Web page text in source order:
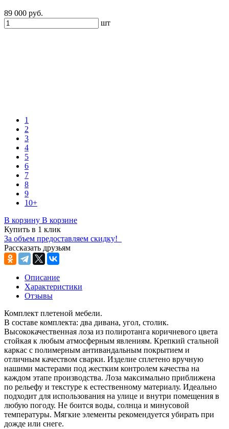
89 000 руб.
шт
1
2
3
4
5
6
7
8
9
10+
В корзину В корзине
Купить в 1 клик
За объем предоставляем скидку!
Рассказать друзьям
Описание
Характеристики
Отзывы
Комплект плетеной мебели.
В составе комплекта: два дивана, угол, столик.
Высококачественная лоза из полиротанга коричневого цвета
стойкая к любым атмосферным явлениям. Крепкий стальной
каркас с полимерным антивандальным покрытием и
отличным качеством сварки. Изделие сплетено вручную
нашими мастерами под жестким контролем качества на
каждом этапе производства. Лоза максимально приближена
по рельефу и текстуре к естественному материалу. Идеально
подходит для использования на улице и внутри помещения в
любую погоду. Не боится воды, солнца и минусовой
температуры. Мягкие элементы рекомендуется убирать при
дожде или снеге.